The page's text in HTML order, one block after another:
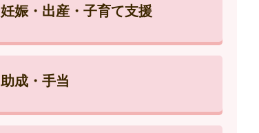
妊娠・出産・子育て支援
助成・手当